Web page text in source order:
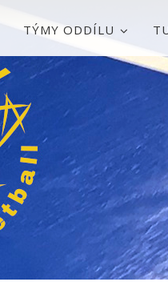
TÝMY ODDÍLU